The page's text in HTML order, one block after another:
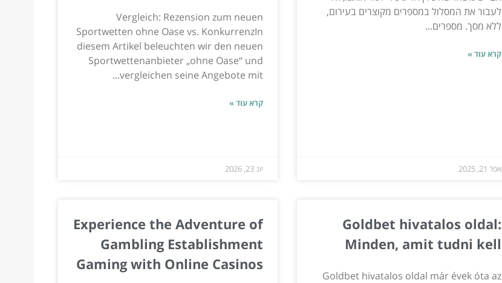
לעבור את המסלול במספרים מקוצרים בעירום,
ללא מסך. מספרים...
קרא עוד »
אפר 21, 2025
Vergleich: Rezension zum neuen
Sportwetten ohne Oase vs. KonkurrenzIn
diesem Artikel beleuchten wir den neuen
Sportwettenanbieter „ohne Oase“ und
vergleichen seine Angebote mit...
קרא עוד »
יונ 23, 2026
Goldbet hivatalos oldal:
Minden, amit tudni kell
Goldbet hivatalos oldal már évek óta az
Experience the Adventure of
Gambling Establishment
Gaming with Online Casinos